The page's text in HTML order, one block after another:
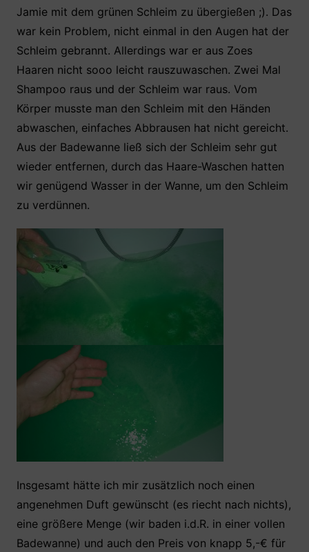
Jamie mit dem grünen Schleim zu übergießen ;). Das
war kein Problem, nicht einmal in den Augen hat der
Schleim gebrannt. Allerdings war er aus Zoes
Haaren nicht sooo leicht rauszuwaschen. Zwei Mal
Shampoo raus und der Schleim war raus. Vom
Körper musste man den Schleim mit den Händen
abwaschen, einfaches Abbrausen hat nicht gereicht.
Aus der Badewanne ließ sich der Schleim sehr gut
wieder entfernen, durch das Haare-Waschen hatten
wir genügend Wasser in der Wanne, um den Schleim
zu verdünnen.
Insgesamt hätte ich mir zusätzlich noch einen
angenehmen Duft gewünscht (es riecht nach nichts),
eine größere Menge (wir baden i.d.R. in einer vollen
Badewanne) und auch den Preis von knapp 5,-€ für